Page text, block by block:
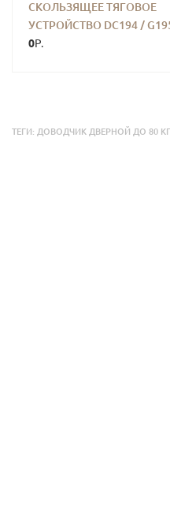
СКОЛЬЗЯЩЕЕ ТЯГОВОЕ
УСТРОЙСТВО DC194 /
ABLOY
0 Р.
ТЕГИ: ДОВОДЧИК ДВЕРНОЙ ДО 80 КГ